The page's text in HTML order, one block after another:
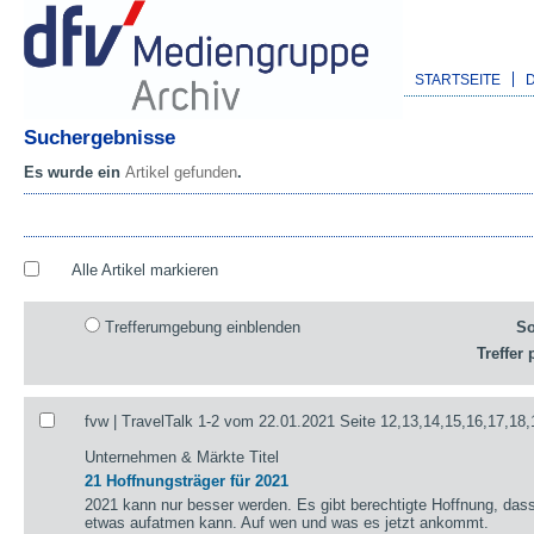
STARTSEITE
Suchergebnisse
Es wurde ein Artikel gefunden.
Alle Artikel markieren
Trefferumgebung einblenden
Treffer
fvw | TravelTalk 1-2 vom 22.01.2021 Seite
Unternehmen & Märkte Titel
21 Hoffnungsträger für 2021
2021 kann nur besser werden. Es gibt berechtigte Hoffnung,
etwas aufatmen kann. Auf wen und was es jetzt ankommt.